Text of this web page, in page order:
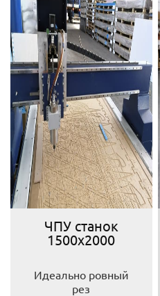
ЧПУ станок
1500х2000
Идеально ровный
рез